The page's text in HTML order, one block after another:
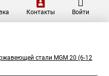
Контакты Войти
стали MGM 20 (6-12